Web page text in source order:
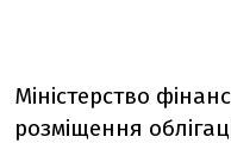
Міністерство
розміщення